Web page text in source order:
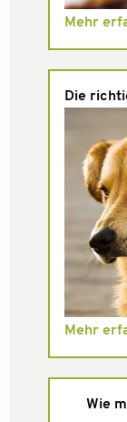
Mehr
Die
Mehr
Wie